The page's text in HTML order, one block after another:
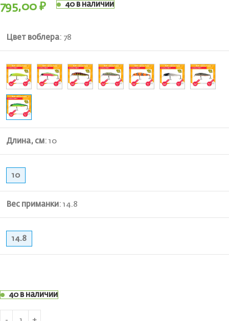
795,00 ₽ 40 в наличии
Цвет воблера: 78
Длина, см: 10
10
Вес приманки: 14.8
14.8
40 в наличии